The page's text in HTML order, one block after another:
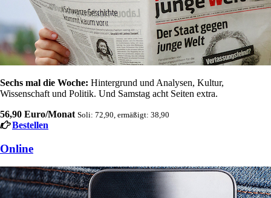
Sechs mal die Woche: Hintergrund und Analysen, Kultur,
Wissenschaft und Politik. Und Samstag acht Seiten extra.
56,90 Euro/Monat Soli: 72,90, ermäßigt: 38,90
Bestellen
Online